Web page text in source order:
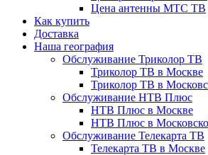
Цена антенны МТС ТВ
Как купить
Доставка
Наша география
Обслуживание Триколор ТВ
Триколор ТВ в Москве
Триколор ТВ в
Обслуживание НТВ Плюс
НТВ Плюс в Москве
НТВ Плюс в
Обслуживание Телекарта ТВ
Телекарта ТВ в Москве